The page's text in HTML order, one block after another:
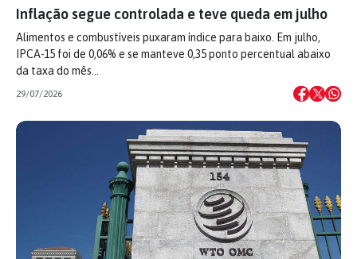
Inflação segue controlada e teve queda em julho
Alimentos e combustíveis puxaram índice para baixo. Em julho,
IPCA-15 foi de 0,06% e se manteve 0,35 ponto percentual abaixo
da taxa do mês…
29/07/2026